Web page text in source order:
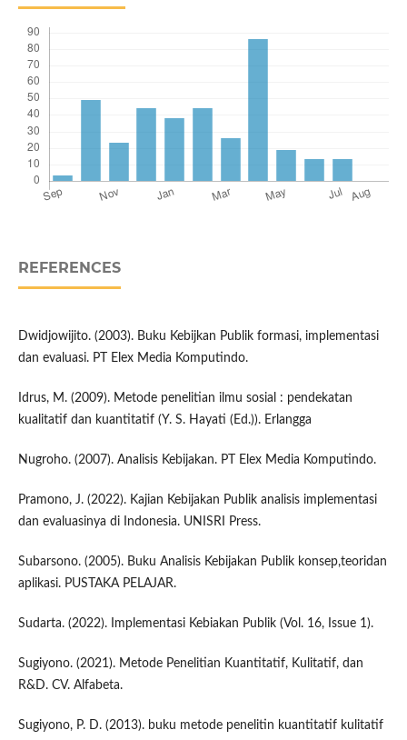
REFERENCES
Dwidjowijito. (2003). Buku Kebijkan Publik formasi, implementasi
dan evaluasi. PT Elex Media Komputindo.
Idrus, M. (2009). Metode penelitian ilmu sosial : pendekatan
kualitatif dan kuantitatif (Y. S. Hayati (Ed.)). Erlangga
Nugroho. (2007). Analisis Kebijakan. PT Elex Media Komputindo.
Pramono, J. (2022). Kajian Kebijakan Publik analisis implementasi
dan evaluasinya di Indonesia. UNISRI Press.
Subarsono. (2005). Buku Analisis Kebijakan Publik konsep,teoridan
aplikasi. PUSTAKA PELAJAR.
Sudarta. (2022). Implementasi Kebiakan Publik (Vol. 16, Issue 1).
Sugiyono. (2021). Metode Penelitian Kuantitatif, Kulitatif, dan
R&D. CV. Alfabeta.
Sugiyono, P. D. (2013). buku metode penelitin kuantitatif kulitatif